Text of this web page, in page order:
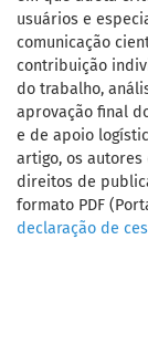
usuários e
comunicação
contribuição
do trabalho,
aprovação final
e de apoio
artigo, os autores
direitos de
formato PDF
declaração de